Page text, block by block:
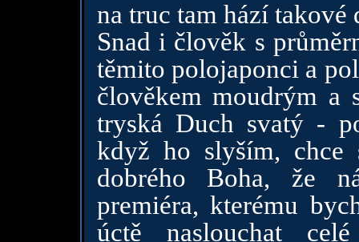
na truc tam hází takové
Snad i člověk s
těmito polojaponci a
člověkem moudrým a
tryská Duch svatý -
když ho slyším,
dobrého Boha, že
premiéra, kterému
úctě naslouchat